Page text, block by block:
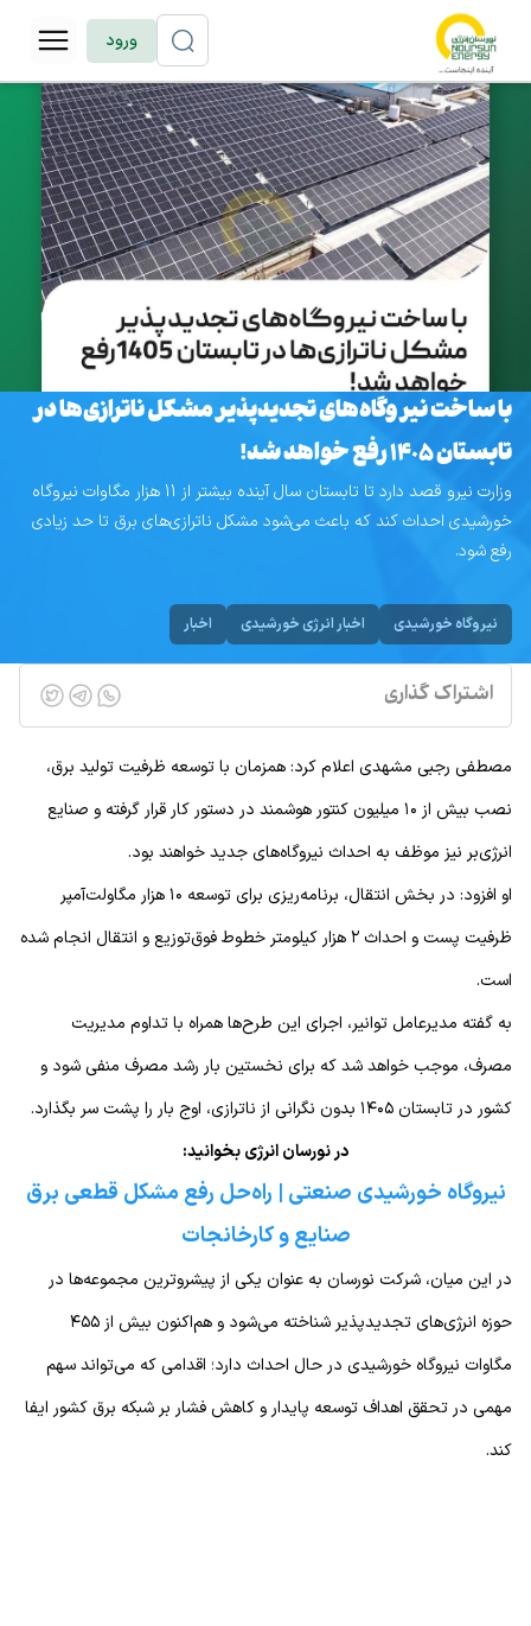
ورود
با ساخت نیروگاه‌های تجدیدپذیر مشکل ناترازی‌ها در
تابستان 1405 رفع خواهد شد!
وزارت نیرو قصد دارد تا تابستان سال آینده بیشتر از 11 هزار مگاوات نیروگاه
خورشیدی احداث کند که باعث می‌شود مشکل ناترازی‌های برق تا حد زیادی
رفع شود.
نیروگاه خورشیدی اخبار انرژی خورشیدی اخبار
اشتراک گذاری
مصطفی رجبی مشهدی اعلام کرد: همزمان با توسعه ظرفیت تولید برق،
نصب بیش از ۱۰ میلیون کنتور هوشمند در دستور کار قرار گرفته و صنایع
انرژی‌بر نیز موظف به احداث نیروگاه‌های جدید خواهند بود.
او افزود: در بخش انتقال، برنامه‌ریزی برای توسعه ۱۰ هزار مگاولت‌آمپر
ظرفیت پست و احداث ۲ هزار کیلومتر خطوط فوق‌توزیع و انتقال انجام شده
است.
به گفته مدیرعامل توانیر، اجرای این طرح‌ها همراه با تداوم مدیریت
مصرف، موجب خواهد شد که برای نخستین بار رشد مصرف منفی شود و
کشور در تابستان ۱۴۰۵ بدون نگرانی از ناترازی، اوج بار را پشت سر بگذارد.
در نورسان انرژی بخوانید:
نیروگاه خورشیدی صنعتی | راه‌حل رفع مشکل قطعی برق
صنایع و کارخانجات
در این میان، شرکت نورسان به عنوان یکی از پیشروترین مجموعه‌ها در
حوزه انرژی‌های تجدیدپذیر شناخته می‌شود و هم‌اکنون بیش از ۴۵۵
مگاوات نیروگاه خورشیدی در حال احداث دارد؛ اقدامی که می‌تواند سهم
مهمی در تحقق اهداف توسعه پایدار و کاهش فشار بر شبکه برق کشور ایفا
کند.